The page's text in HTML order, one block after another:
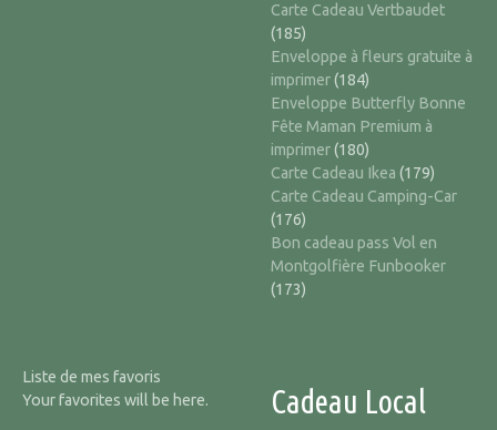
Carte Cadeau Vertbaudet
(185)
Enveloppe à fleurs gratuite à
imprimer(184)
Enveloppe Butterfly Bonne
Fête Maman Premium à
imprimer(180)
Carte Cadeau Ikea (179)
Carte Cadeau Camping-Car
(176)
Bon cadeau pass Vol en
Montgolfière Funbooker
(173)
Liste de mes favoris
Your favorites will be here.
Cadeau Local